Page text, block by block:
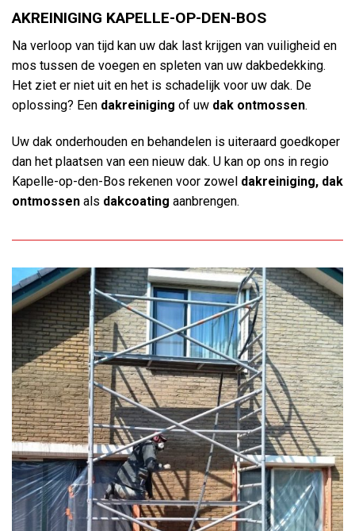
AKREINIGING KAPELLE-OP-DEN-BOS
Na verloop van tijd kan uw dak last krijgen van vuiligheid en
mos tussen de voegen en spleten van uw dakbedekking.
Het ziet er niet uit en het is schadelijk voor uw dak. De
oplossing? Een dakreiniging of uw dak ontmossen.
Uw dak onderhouden en behandelen is uiteraard goedkoper
dan het plaatsen van een nieuw dak. U kan op ons in regio
Kapelle-op-den-Bos rekenen voor zowel dakreiniging, dak
ontmossen als dakcoating aanbrengen.